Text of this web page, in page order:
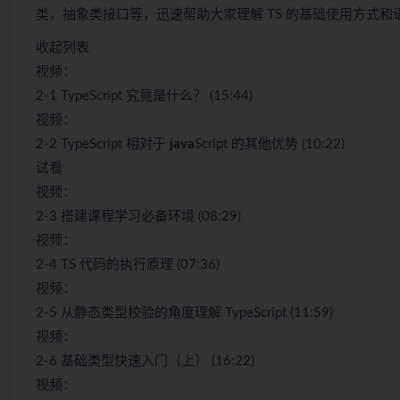
类，抽象类接口等，迅速帮助大家理解 TS 的基础使用方式和
收起列表
视频：
2-1 TypeScript 究竟是什么？ (15:44)
视频：
2-2 TypeScript 相对于 javaScript 的其他优势 (10:22)
试看
视频：
2-3 搭建课程学习必备环境 (08:29)
视频：
2-4 TS 代码的执行原理 (07:36)
视频：
2-5 从静态类型校验的角度理解 TypeScript (11:59)
视频：
2-6 基础类型快速入门（上） (16:22)
视频：